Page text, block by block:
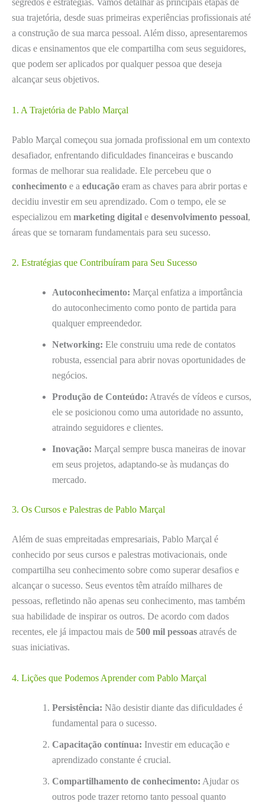
segredos e estratégias. Vamos detalhar as principais etapas de
sua trajetória, desde suas primeiras experiências profissionais até
a construção de sua marca pessoal. Além disso, apresentaremos
dicas e ensinamentos que ele compartilha com seus seguidores,
que podem ser aplicados por qualquer pessoa que deseja
alcançar seus objetivos.
1. A Trajetória de Pablo Marçal
Pablo Marçal começou sua jornada profissional em um contexto
desafiador, enfrentando dificuldades financeiras e buscando
formas de melhorar sua realidade. Ele percebeu que o
conhecimento e a educação eram as chaves para abrir portas e
decidiu investir em seu aprendizado. Com o tempo, ele se
especializou em marketing digital e desenvolvimento pessoal,
áreas que se tornaram fundamentais para seu sucesso.
2. Estratégias que Contribuíram para Seu Sucesso
Autoconhecimento: Marçal enfatiza a importância
do autoconhecimento como ponto de partida para
qualquer empreendedor.
Networking: Ele construiu uma rede de contatos
robusta, essencial para abrir novas oportunidades de
negócios.
Produção de Conteúdo: Através de vídeos e cursos,
ele se posicionou como uma autoridade no assunto,
atraindo seguidores e clientes.
Inovação: Marçal sempre busca maneiras de inovar
em seus projetos, adaptando-se às mudanças do
mercado.
3. Os Cursos e Palestras de Pablo Marçal
Além de suas empreitadas empresariais, Pablo Marçal é
conhecido por seus cursos e palestras motivacionais, onde
compartilha seu conhecimento sobre como superar desafios e
alcançar o sucesso. Seus eventos têm atraído milhares de
pessoas, refletindo não apenas seu conhecimento, mas também
sua habilidade de inspirar os outros. De acordo com dados
recentes, ele já impactou mais de 500 mil pessoas através de
suas iniciativas.
4. Lições que Podemos Aprender com Pablo Marçal
Persistência: Não desistir diante das dificuldades é
fundamental para o sucesso.
Capacitação contínua: Investir em educação e
aprendizado constante é crucial.
Compartilhamento de conhecimento: Ajudar os
outros pode trazer retorno tanto pessoal quanto